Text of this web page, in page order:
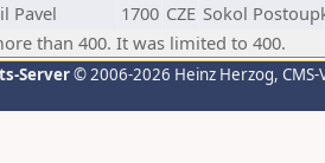
Pavel 1700 CZE Sokol
than 400. It was limited to 400.
Server© 2006-2026 Heinz Herzog,